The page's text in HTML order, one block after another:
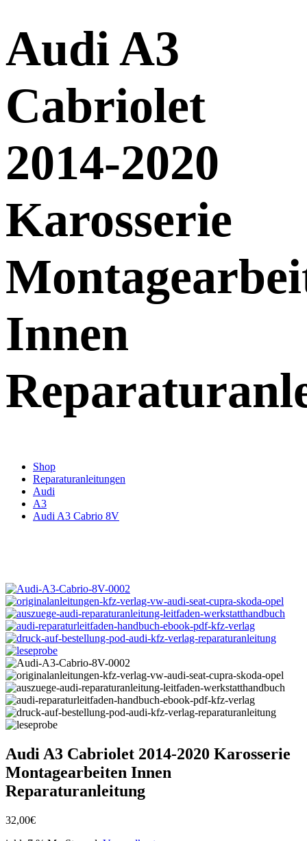
Audi A3
Cabriolet
2014-2020
Karosserie
Innen
Shop
Reparaturanleitungen
Audi
A3
Audi A3 Cabrio 8V
Audi A3 Cabriolet 2014-2020 Karosserie
Montagearbeiten Innen
Reparaturanleitung
32,00€